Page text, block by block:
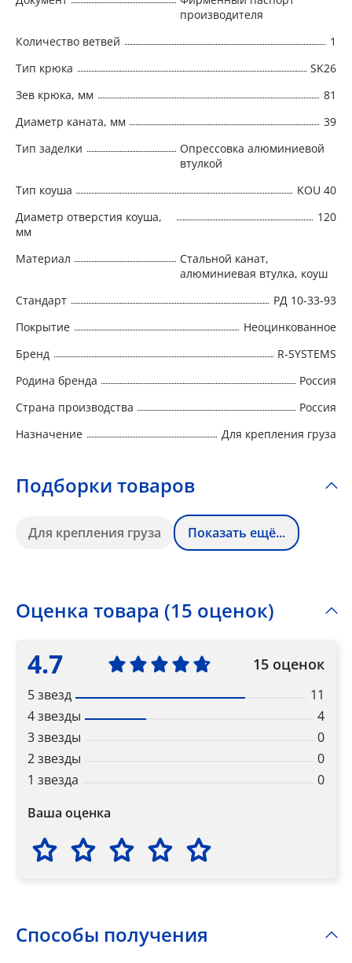
производителя
Количество ветвей
1
Тип крюка
SK26
Зев крюка, мм
81
Диаметр каната, мм
39
Тип заделки
Опрессовка алюминиевой
втулкой
Тип коуша
KOU 40
Диаметр отверстия коуша,
мм
120
Материал
Стальной канат,
алюминиевая втулка, коуш
Стандарт
РД 10-33-93
Покрытие
Неоцинкованное
Бренд
R-SYSTEMS
Родина бренда
Россия
Страна производства
Россия
Назначение
Для крепления груза
Подборки товаров
Для крепления груза Показать ещё...
Оценка товара (15 оценок)
4.7 15 оценок
5 звезд
11
4 звезды
4
3 звезды
0
2 звезды
0
1 звезда
0
Ваша оценка
Способы получения